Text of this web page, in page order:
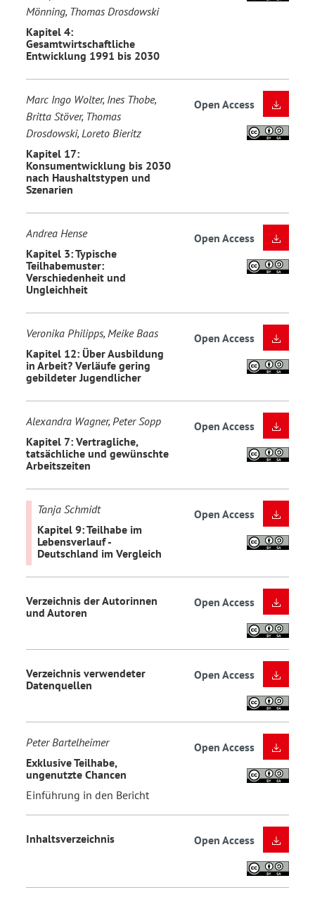
Mönning, Thomas Drosdowski
Kapitel 4:
Gesamtwirtschaftliche
Entwicklung 1991 bis 2030
Marc Ingo Wolter, Ines Thobe,
Britta Stöver, Thomas
Drosdowski, Loreto Bieritz
Kapitel 17:
Konsumentwicklung bis 2030
nach Haushaltstypen und
Szenarien
Open Access
Andrea Hense
Kapitel 3: Typische
Teilhabemuster:
Verschiedenheit und
Ungleichheit
Open Access
Veronika Philipps, Meike Baas
Kapitel 12: Über Ausbildung
in Arbeit? Verläufe gering
gebildeter Jugendlicher
Open Access
Alexandra Wagner, Peter Sopp
Kapitel 7: Vertragliche,
tatsächliche und gewünschte
Arbeitszeiten
Open Access
Tanja Schmidt
Kapitel 9: Teilhabe im
Lebensverlauf -
Deutschland im Vergleich
Open Access
Verzeichnis der Autorinnen
und Autoren
Open Access
Verzeichnis verwendeter
Datenquellen
Open Access
Peter Bartelheimer
Exklusive Teilhabe,
ungenutzte Chancen
Einführung in den Bericht
Open Access
Inhaltsverzeichnis Open Access